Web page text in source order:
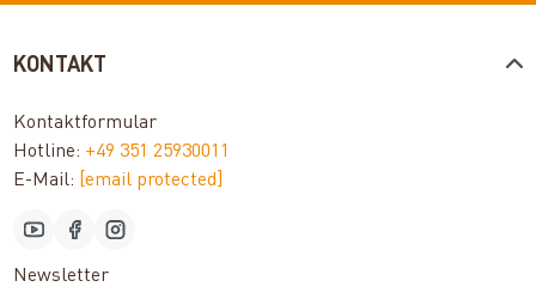
KONTAKT
Kontaktformular
Hotline: +49 351 25930011
E-Mail:
[email protected]
Newsletter